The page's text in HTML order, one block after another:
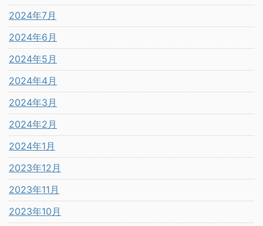
2024年7月
2024年6月
2024年5月
2024年4月
2024年3月
2024年2月
2024年1月
2023年12月
2023年11月
2023年10月